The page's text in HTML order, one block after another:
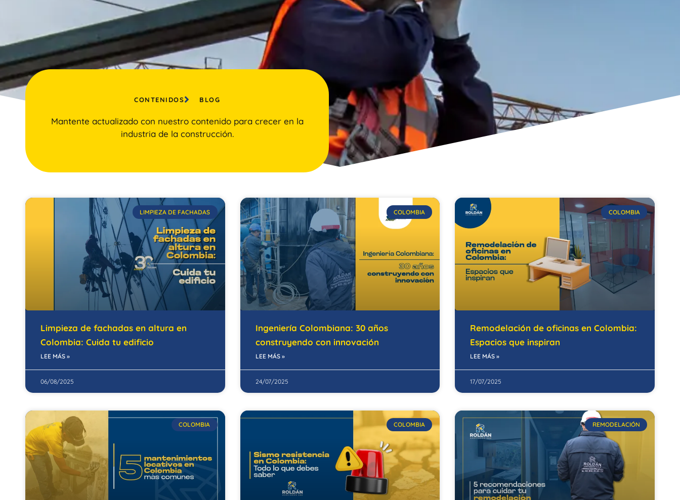
CONTENIDOS BLOG
Mantente actualizado con nuestro contenido para crecer en la
industria de la construcción.
LIMPIEZA DE FACHADAS
Limpieza de fachadas en altura en
Colombia: Cuida tu edificio
LEE MÁS »
06/08/2025
COLOMBIA
Ingeniería Colombiana: 30 años
construyendo con innovación
LEE MÁS »
24/07/2025
COLOMBIA
Remodelación de oficinas en Colombia:
Espacios que inspiran
LEE MÁS »
17/07/2025
COLOMBIA COLOMBIA REMODELACIÓN